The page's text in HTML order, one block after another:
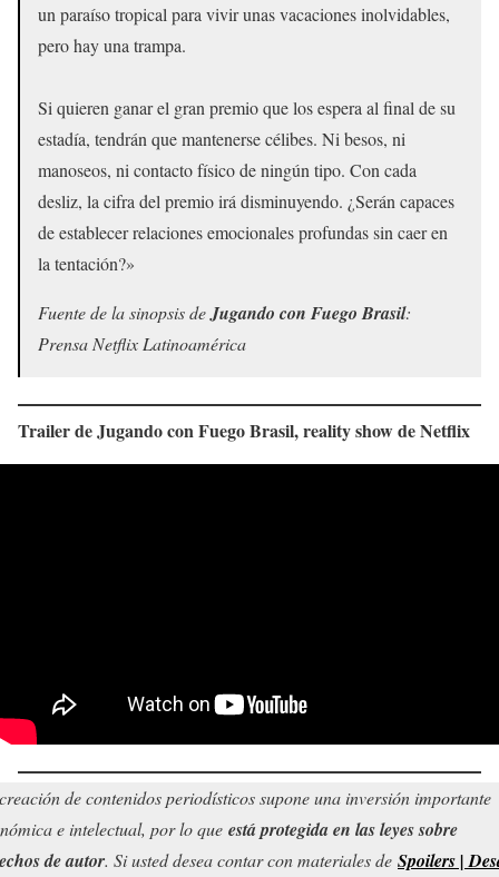
un paraíso tropical para vivir unas vacaciones inolvidables,
pero hay una trampa.
Si quieren ganar el gran premio que los espera al final de su
estadía, tendrán que mantenerse célibes. Ni besos, ni
manoseos, ni contacto físico de ningún tipo. Con cada
desliz, la cifra del premio irá disminuyendo. ¿Serán capaces
de establecer relaciones emocionales profundas sin caer en
la tentación?»
Fuente de la sinopsis deJugando con Fuego Brasil:
Prensa Netflix Latinoamérica
Trailer de Jugando con Fuego Brasil, reality show de Netflix
de contenidos periodísticos supone una inversión importante
e intelectual, por lo que está protegida en las leyes sobre
de autor. Si usted desea contar con materiales de Spoilers |